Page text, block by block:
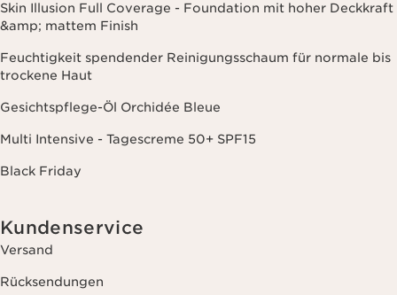
Skin Illusion Full Coverage - Foundation mit hoher Deckkraft
&amp; mattem Finish
Feuchtigkeit spendender Reinigungsschaum für normale bis
trockene Haut
Gesichtspflege-Öl Orchidée Bleue
Multi Intensive - Tagescreme 50+ SPF15
Black Friday
Kundenservice
Versand
Rücksendungen